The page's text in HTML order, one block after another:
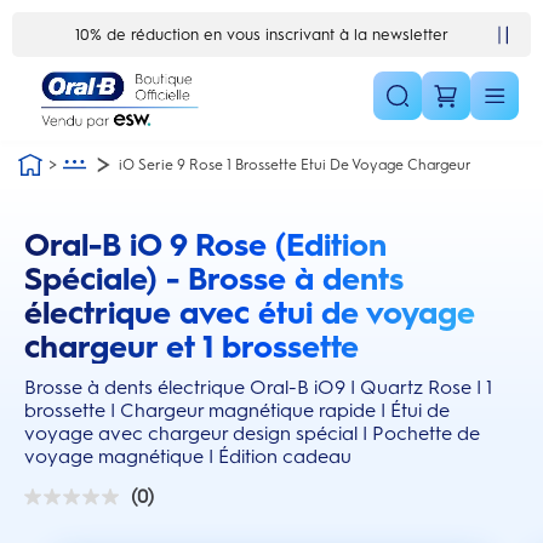
Satisfait ou remboursé 30 jours
iO Serie 9 Rose 1 Brossette Etui De Voyage Chargeur
Oral-B iO 9 Rose (Edition
Spéciale) - Brosse à dents
électrique avec étui de voyage
chargeur et 1 brossette
Brosse à dents électrique Oral-B iO9 | Quartz Rose | 1
brossette | Chargeur magnétique rapide | Étui de
voyage avec chargeur design spécial | Pochette de
voyage magnétique | Édition cadeau
this action will scroll you to the reviews section
(0)
0.0